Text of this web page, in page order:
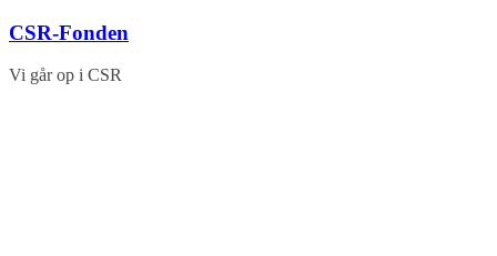
Skip
content
CSR-Fonden
Vi går op i CSR